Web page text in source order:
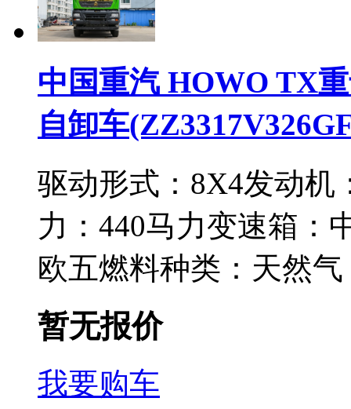
中国重汽 HOWO TX
自卸车
驱动形式： 8X4发动机
力： 440马力变速箱：
欧五燃料种类： 天然气
暂无报价
我要购车